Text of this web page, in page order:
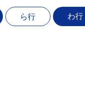
ら行 わ行